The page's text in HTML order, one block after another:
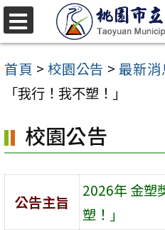
跳
至
主
容
區
首頁 > 校園公告 >最新消
「我行！我不塑！」
校園公告
公告主旨
2026年 金塑
塑！」
選
單